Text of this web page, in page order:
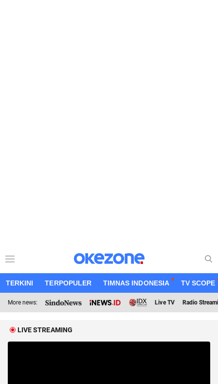
TERKINI TERPOPULER TIMNAS INDONESIA TV SCOPE
More news: Live TV Radio
LIVE STREAMING